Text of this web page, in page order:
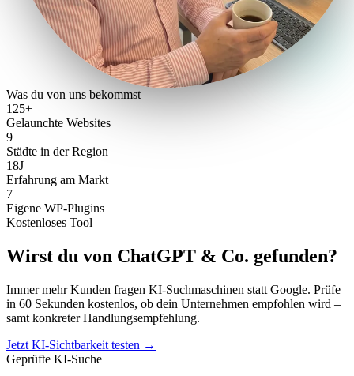
Was du von uns bekommst
125+
Gelaunchte Websites
9
Städte in der Region
18J
Erfahrung am Markt
7
Eigene WP-Plugins
Kostenloses Tool
Wirst du von ChatGPT & Co. gefunden?
Immer mehr Kunden fragen KI-Suchmaschinen statt Google. Prüfe
in 60 Sekunden kostenlos, ob dein Unternehmen empfohlen wird –
samt konkreter Handlungsempfehlung.
Jetzt KI-Sichtbarkeit testen →
Geprüfte KI-Suche